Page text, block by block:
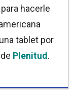
hacerle
tablet por
Plenitud .